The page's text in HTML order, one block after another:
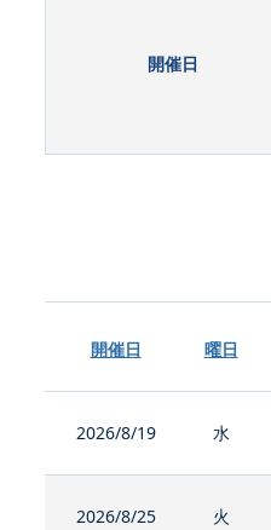
開催日
開催日 曜日
2026/8/19 水
2026/8/25 火